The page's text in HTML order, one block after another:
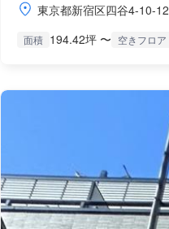
東京都新宿区四谷4-10-12
面積 194.42坪 〜 空きフロア